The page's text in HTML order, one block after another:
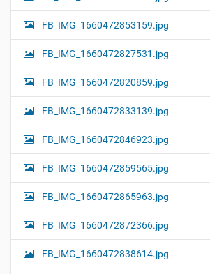
FB_IMG_1660472853159.jpg
FB_IMG_1660472827531.jpg
FB_IMG_1660472820859.jpg
FB_IMG_1660472833139.jpg
FB_IMG_1660472846923.jpg
FB_IMG_1660472859565.jpg
FB_IMG_1660472865963.jpg
FB_IMG_1660472872366.jpg
FB_IMG_1660472838614.jpg